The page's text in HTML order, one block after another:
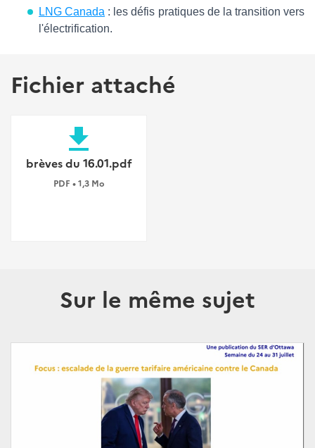
LNG Canada : les défis pratiques de la transition vers
l'électrification.
Fichier attaché
file_download
brèves du 16.01.pdf
PDF • 1,3 Mo
Sur le même sujet